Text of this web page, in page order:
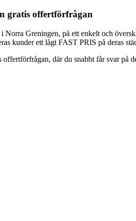
gratis offertförfrågan
Norra Greningen, på ett enkelt och
kunder ett lågt FAST PRIS på deras
där du snabbt får svar på